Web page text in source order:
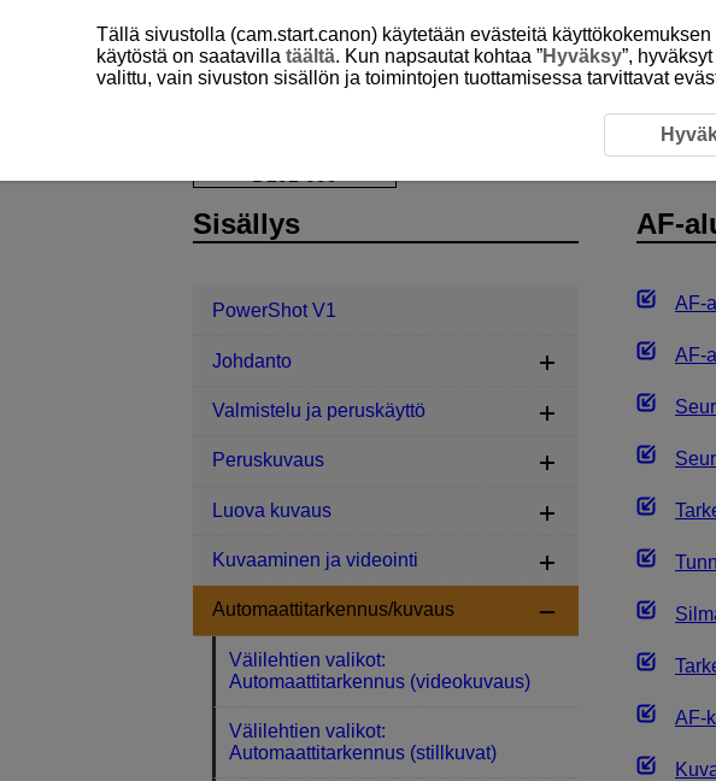
AF-
AF-
AF-
AF-
AF-
Sisällys
PowerShot V1
Johdanto
Valmistelu ja peruskäyttö
Peruskuvaus
Luova kuvaus
Kuvaaminen ja videointi
Automaattitarkennus/kuvaus
Välilehtien valikot:
Automaattitarkennus (videokuvaus)
Välilehtien valikot:
Automaattitarkennus (stillkuvat)
Tällä sivustolla (cam.start.canon) käytetään evästeitä
käytöstä on saatavilla täältä. Kun napsautat kohtaa ”Hyväksy”,
valittu, vain sivuston sisällön ja toimintojen tuottamisessa tarvittavat